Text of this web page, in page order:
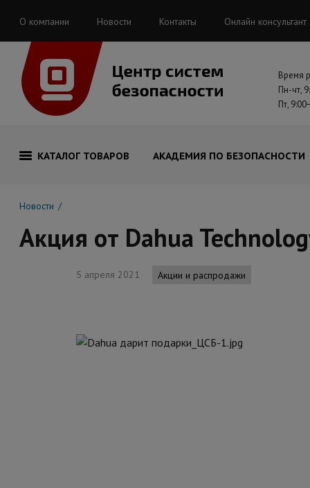
О компании Новости Контакты Онлайн консультант
Время
Пн-чт,
Пт,
КАТАЛОГ ТОВАРОВ АКАДЕМИЯ ПО БЕЗОПАСНОСТИ
Новости
Акция от Dahua
5 апреля 2021 Акции и распродажи